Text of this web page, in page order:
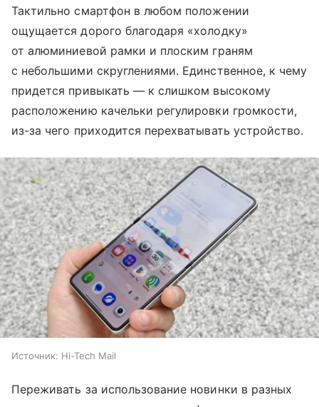
Тактильно смартфон в любом положении
ощущается дорого благодаря «холодку»
от алюминиевой рамки и плоским граням
с небольшими скруглениями. Единственное, к чему
придется привыкать — к слишком высокому
расположению качельки регулировки громкости,
из-за чего приходится перехватывать устройство.
Источник: Hi-Tech Mail
Переживать за использование новинки в разных